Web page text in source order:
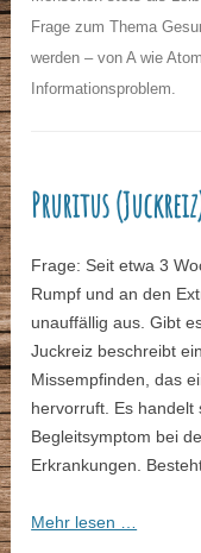
Frage zum Thema
werden – von A wie
Informationsproblem.
Pruritus
Frage: Seit etwa 3
Rumpf und an den
unauffällig aus. Gibt
Juckreiz beschreibt
Missempfinden, das
hervorruft. Es handelt
Begleitsymptom bei
Erkrankungen.
Mehr lesen …